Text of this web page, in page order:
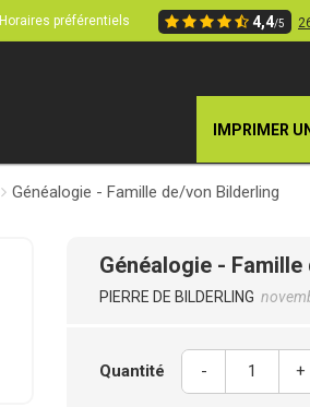
Horaires préférentiels 4,4/5
IMPRIMER
Généalogie - Famille de/von Bilderling
Généalogie -
PIERRE DE BILDERLING
Quantité - +